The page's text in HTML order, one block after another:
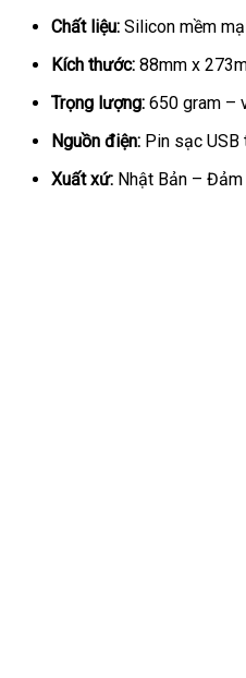
War
âm
giả
rung
xoay
thụt
Chất liệu: Silicon mềm
Kích thước: 88mm x
Trọng lượng: 650 gram –
Nguồn điện: Pin sạc
Xuất xứ: Nhật Bản –